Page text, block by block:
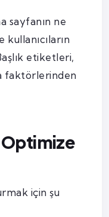
sayfanın ne
etiketleri,
faktörlerinden
Optimize
için şu